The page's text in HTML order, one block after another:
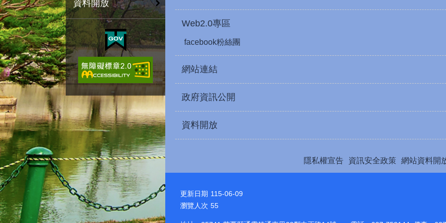
資料開放
Web2.0專區
facebook粉絲團
網站連結
政府資訊公開
資料開放
隱私權宣告 資訊安全政策 網站資料開
更新日期 115-06-09
瀏覽人次 55